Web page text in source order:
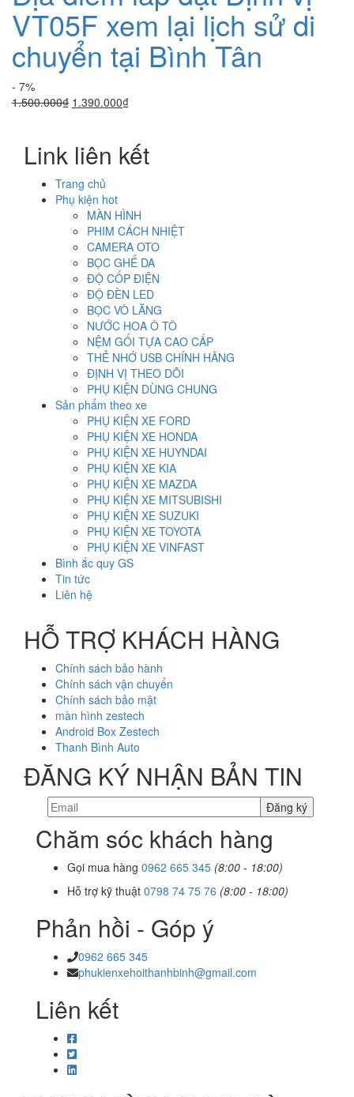
VT05F xem lại lịch sử di
chuyển tại Bình Tân
- 7%
1.500.000₫ Giá
1.500.000₫.
1.390.000₫Giá
là:
1.390.000₫.
Link liên kết
Trang chủ
Phụ kiện hot
MÀN HÌNH
PHIM CÁCH NHIỆT
CAMERA OTO
BỌC GHẾ DA
ĐỘ CỐP ĐIỆN
ĐỘ ĐÈN LED
BỌC VÔ LĂNG
NƯỚC HOA Ô TÔ
NỆM GỐI TỰA CAO CẤP
THẺ NHỚ USB CHÍNH HÃNG
ĐỊNH VỊ THEO DÕI
PHỤ KIỆN DÙNG CHUNG
Sản phẩm theo xe
PHỤ KIỆN XE FORD
PHỤ KIỆN XE HONDA
PHỤ KIỆN XE HUYNDAI
PHỤ KIỆN XE KIA
PHỤ KIỆN XE MAZDA
PHỤ KIỆN XE MITSUBISHI
PHỤ KIỆN XE SUZUKI
PHỤ KIỆN XE TOYOTA
PHỤ KIỆN XE VINFAST
Bình ắc quy GS
Tin tức
Liên hệ
HỖ TRỢ KHÁCH HÀNG
Chính sách bảo hành
Chính sách vận chuyển
Chính sách bảo mật
màn hình zestech
Android Box Zestech
Thanh Bình Auto
ĐĂNG KÝ NHẬN BẢN TIN
Chăm sóc khách hàng
Gọi mua hàng 0962 665 345 (8:00 - 18:00)
Hỗ trợ kỹ thuật 0798 74 75 76 (8:00 - 18:00)
Phản hồi - Góp ý
0962 665 345
phukienxehoithanhbinh@gmail.com
Liên kết